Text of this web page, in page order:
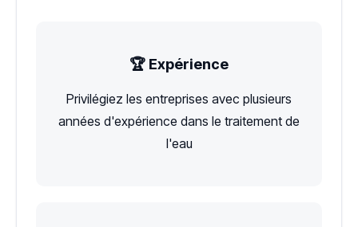
🏆 Expérience
Privilégiez les entreprises avec plusieurs
années d'expérience dans le traitement de
l'eau